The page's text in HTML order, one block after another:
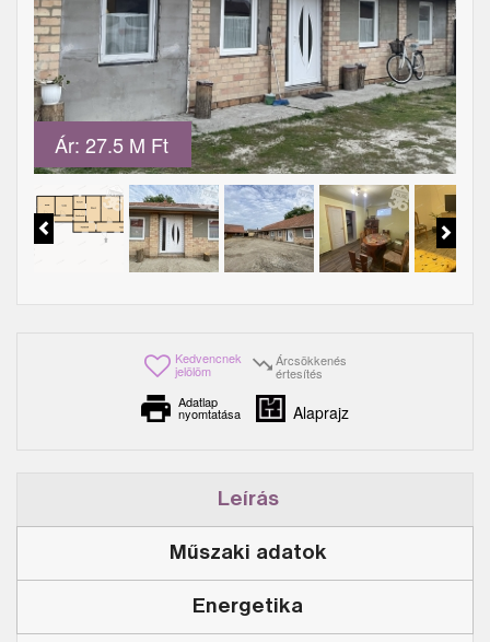
Ár: 27.5 M Ft
Kedvencnek
jelölöm
Árcsökkenés
értesítés
Adatlap
nyomtatása Alaprajz
Leírás
Műszaki adatok
Energetika